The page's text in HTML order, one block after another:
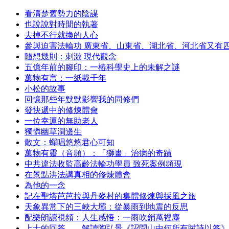
看清楚舊勢力的陰謀
也說說對時間的執著
去掉不行就換的人心
參與迫害法輪功 廣東省、山東省、湖北省、河北省又有
隨想幾則：刺激 現代觀念
五億年前的腳印：一樁科學史上的未解之謎
萬物有言：一紙載千年
小松的故事
回憶那些年默默影響我的同修們
發快遞中的修煉體會
一位幸運的無助老人
獨憐幽草澗邊生
散文：蟬唱悠悠君心可知
萬物有靈（音頻）：「獅畫」治病的奇蹟
中共違法收監高齡法輪功學員 致死案例頻現
在景點洪法講真相的修煉體會
為他的一念
記在聖塔芭芭拉與丹麥村的集體修煉與採風之旅
天象異常下的三峽大壩：從暴雨到地震的反思
配樂朗讀視頻：人生感悟：一雨吹銷萬裡塵